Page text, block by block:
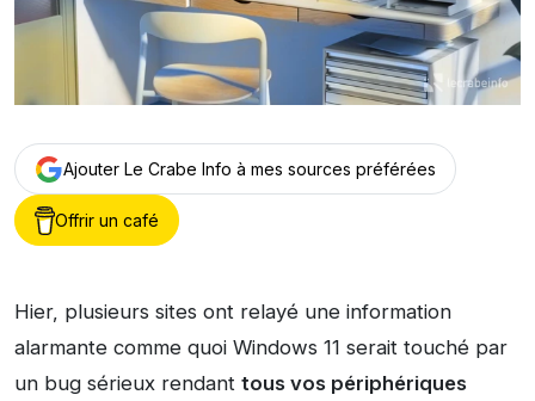
Ajouter Le Crabe Info à mes sources préférées
Offrir un café
Hier, plusieurs sites ont relayé une information
alarmante comme quoi Windows 11 serait touché par
un bug sérieux rendant tous vos périphériques